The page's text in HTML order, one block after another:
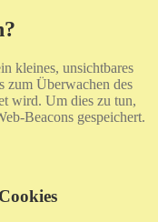
kleines, unsichtbares
zum Überwachen des
wird. Um dies zu tun,
Beacons gespeichert.